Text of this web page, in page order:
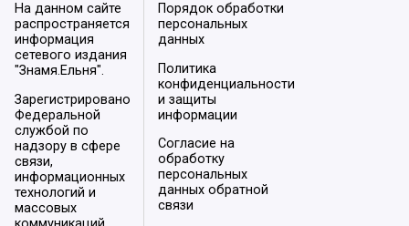
На данном сайте
распространяется
информация
сетевого издания
"Знамя.Ельня".
Зарегистрировано
Федеральной
службой по
надзору в сфере
связи,
информационных
технологий и
массовых
Порядок обработки
персональных
данных
Политика
конфиденциальности
и защиты
информации
Согласие на
обработку
персональных
данных обратной
связи